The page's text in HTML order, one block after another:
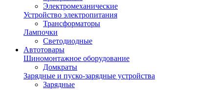
Электромеханические
Устройство электропитания
Трансформаторы
Лампочки
Светодиодные
Автотовары
Шиномонтажное оборудование
Домкраты
Зарядные и пуско-зарядные устройства
Зарядные